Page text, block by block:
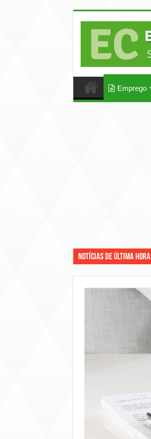
Emprego
Notícias de Última Hora